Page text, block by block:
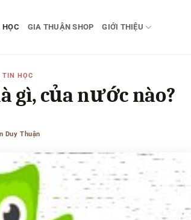
HỌC GIA THUẬN SHOP GIỚI THIỆU
TIN HỌC
gì, của nước nào?
Duy Thuận